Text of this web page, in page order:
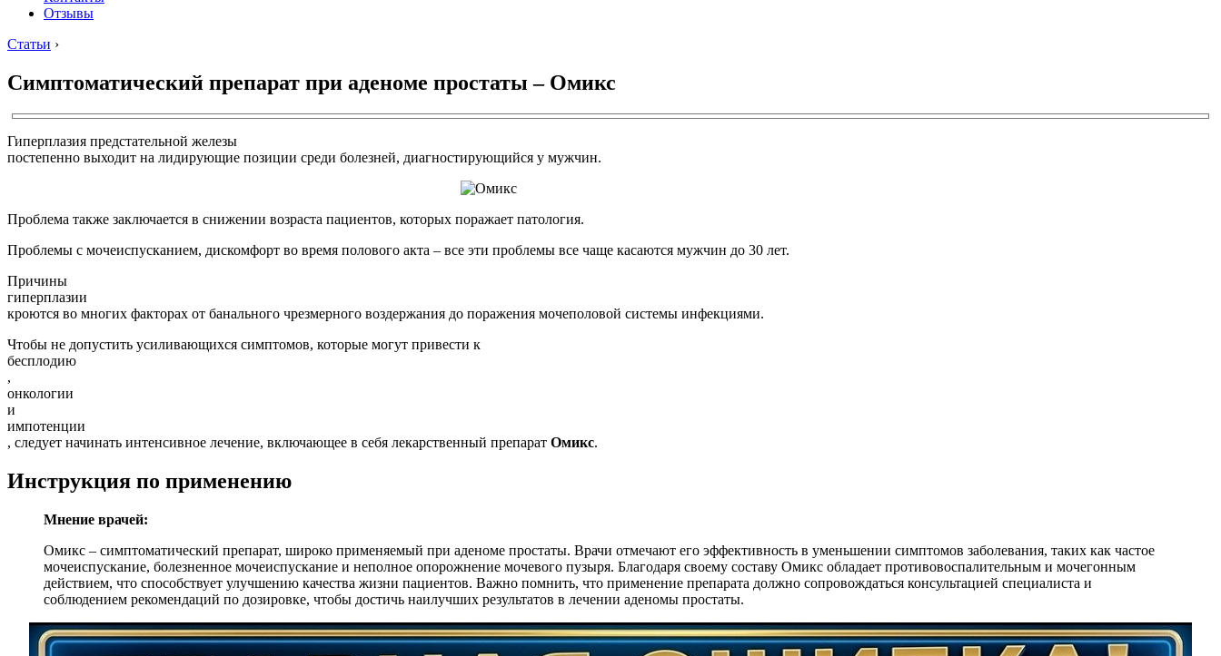
Отзывы
Статьи ›
Симптоматический препарат при аденоме простаты – Омикс
Гиперплазия предстательной железы
постепенно выходит на лидирующие позиции среди болезней, диагностирующийся у мужчин.
Проблема также заключается в снижении возраста пациентов, которых поражает патология.
Проблемы с мочеиспусканием, дискомфорт во время полового акта – все эти проблемы все чаще касаются мужчин до 30 лет.
Причины
гиперплазии
кроются во многих факторах от банального чрезмерного воздержания до поражения мочеполовой системы инфекциями.
Чтобы не допустить усиливающихся симптомов, которые могут привести к
бесплодию
,
онкологии
и
импотенции
, следует начинать интенсивное лечение, включающее в себя лекарственный препарат Омикс.
Инструкция по применению
Мнение врачей:
Омикс – симптоматический препарат, широко применяемый при аденоме простаты. Врачи отмечают его эффективность в уменьшении симптомов заболевания, таких как частое
мочеиспускание, болезненное мочеиспускание и неполное опорожнение мочевого пузыря. Благодаря своему составу Омикс обладает противовоспалительным и мочегонным
действием, что способствует улучшению качества жизни пациентов. Важно помнить, что применение препарата должно сопровождаться консультацией специалиста и
соблюдением рекомендаций по дозировке, чтобы достичь наилучших результатов в лечении аденомы простаты.